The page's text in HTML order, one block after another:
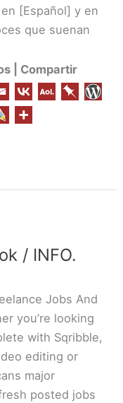
[Español] y en
que suenan
| Compartir
/ INFO.
Jobs And
you’re looking
with Sqribble,
editing or
major
posted jobs